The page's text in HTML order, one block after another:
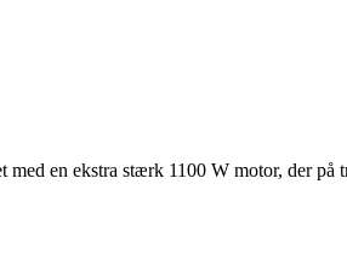
en ekstra stærk 1100 W motor, der